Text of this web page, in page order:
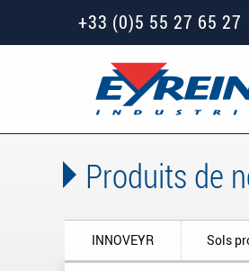
+33 (0)5 55 27 65 27
Produits de
INNOVEYR Sols